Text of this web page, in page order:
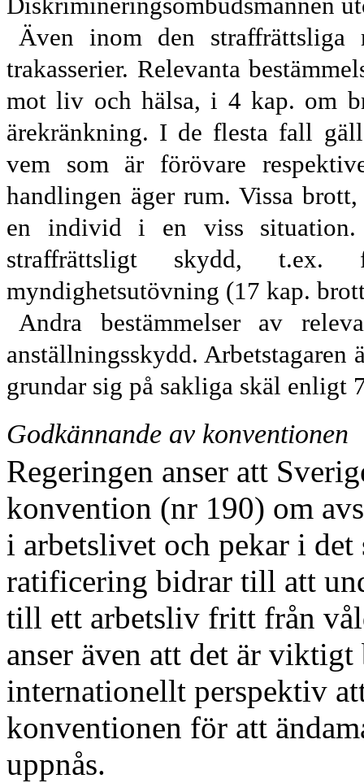
Även inom den
trakasserier. Relevanta
mot liv och hälsa, i 4 kap. om
ärekränkning. I de flesta fall
vem som är förövare
handlingen äger rum. Vissa
en individ i en viss situation.
straffrättsligt skydd,
myndighetsutövning (17 kap.
Andra bestämmelser av
anställningsskydd.
grundar sig på sakliga skäl enligt
Godkännande av konventionen
Regeringen anser att
konvention (nr 190) om
i arbetslivet och pekar i det
ratificering bidrar till att
till ett arbetsliv fritt från
anser även att det är
internationellt perspektiv
konventionen för att
uppnås.